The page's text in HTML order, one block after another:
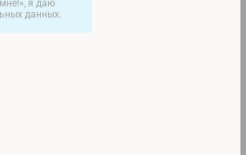
я даю
данных.